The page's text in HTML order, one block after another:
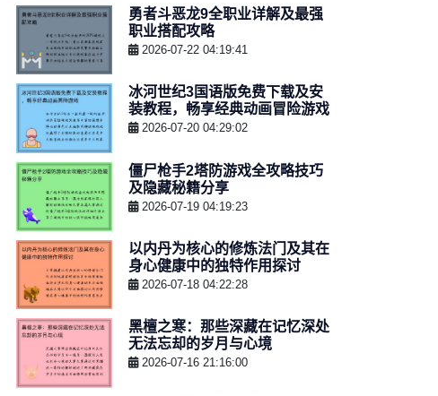
勇者斗恶龙9全职业详解及最强
职业搭配攻略
2026-07-22 04:19:41
冰河世纪3国语版免费下载及安
装教程，畅享经典动画冒险游戏
2026-07-20 04:29:02
僵尸枪手2塔防游戏全攻略技巧
及隐藏秘籍分享
2026-07-19 04:19:23
以内丹为核心的修炼法门及其在
身心健康中的独特作用探讨
2026-07-18 04:22:28
黑檀之寒：那些深藏在记忆深处
无法忘却的岁月与心境
2026-07-16 21:16:00